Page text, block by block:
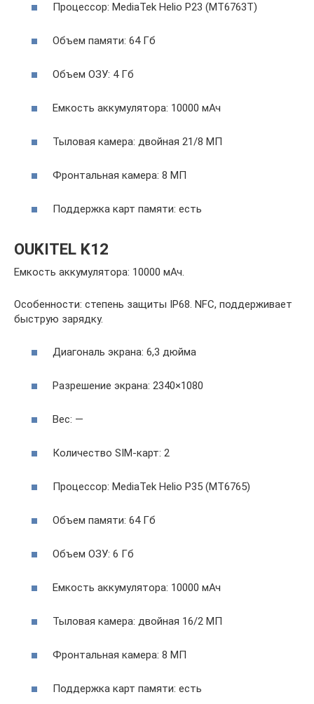
Процессор: MediaTek Helio P23 (MT6763T)
Объем памяти: 64 Гб
Объем ОЗУ: 4 Гб
Емкость аккумулятора: 10000 мАч
Тыловая камера: двойная 21/8 МП
Фронтальная камера: 8 МП
Поддержка карт памяти: есть
OUKITEL K12
Емкость аккумулятора: 10000 мАч.
Особенности: степень защиты IP68. NFC, поддерживает
быструю зарядку.
Диагональ экрана: 6,3 дюйма
Разрешение экрана: 2340×1080
Вес: —
Количество SIM-карт: 2
Процессор: MediaTek Helio P35 (MT6765)
Объем памяти: 64 Гб
Объем ОЗУ: 6 Гб
Емкость аккумулятора: 10000 мАч
Тыловая камера: двойная 16/2 МП
Фронтальная камера: 8 МП
Поддержка карт памяти: есть